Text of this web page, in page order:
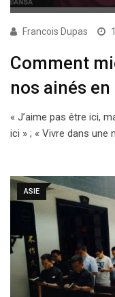
Francois Dupas
Comment
nos ainés
« J’aime pas être ici,
ici » ; « Vivre dans une
ASIE